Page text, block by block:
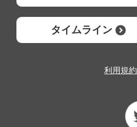
タイムライン
利用規約